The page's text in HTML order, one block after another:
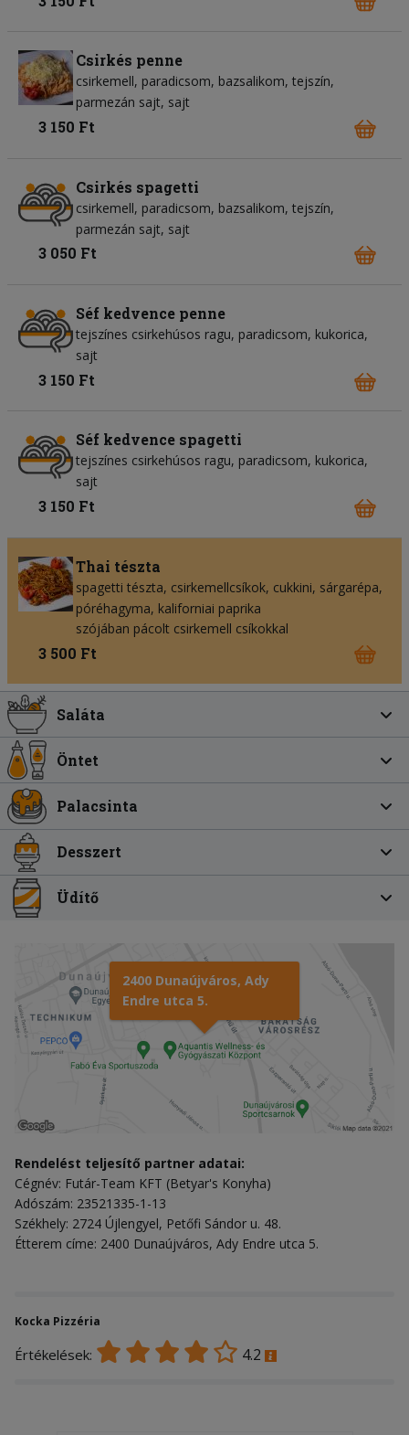
Csirkés penne
csirkemell paradicsom bazsalikom tejszín
parmezán sajt sajt
3 150 Ft
Csirkés spagetti
csirkemell paradicsom bazsalikom tejszín
parmezán sajt sajt
3 050 Ft
Séf kedvence penne
tejszínes csirkehúsos ragu paradicsom kukorica
sajt
3 150 Ft
Séf kedvence spagetti
tejszínes csirkehúsos ragu paradicsom kukorica
sajt
3 150 Ft
Thai tészta
spagetti tészta csirkemellcsíkok cukkini sárgarépa
póréhagyma kaliforniai paprika
szójában pácolt csirkemell csíkokkal
3 500 Ft
Saláta
Öntet
Palacsinta
Desszert
Üdítő
2400 Dunaújváros, Ady
Endre utca 5.
Rendelést teljesítő partner adatai:
Cégnév: Futár-Team KFT (Betyar's Konyha)
Adószám: 23521335-1-13
Székhely: 2724 Újlengyel, Petőfi Sándor u. 48.
Étterem címe: 2400 Dunaújváros, Ady Endre utca 5.
Kocka Pizzéria
Értékelések: 4.2